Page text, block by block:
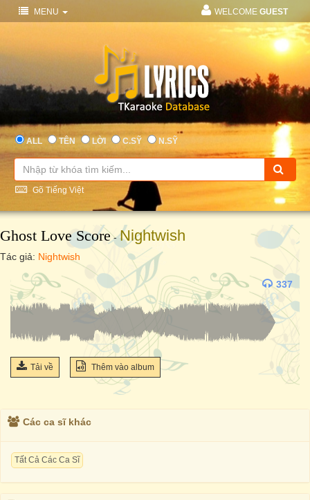
MENU WELCOME GUEST
ALL TÊN LỜI C.SỸ N.SỸ
Gõ Tiếng Việt
Ghost Love Score-Nightwish
Tác giả: Nightwish
337
Tải về Thêm vào album
Các ca sĩ khác
Tất Cả Các Ca Sĩ